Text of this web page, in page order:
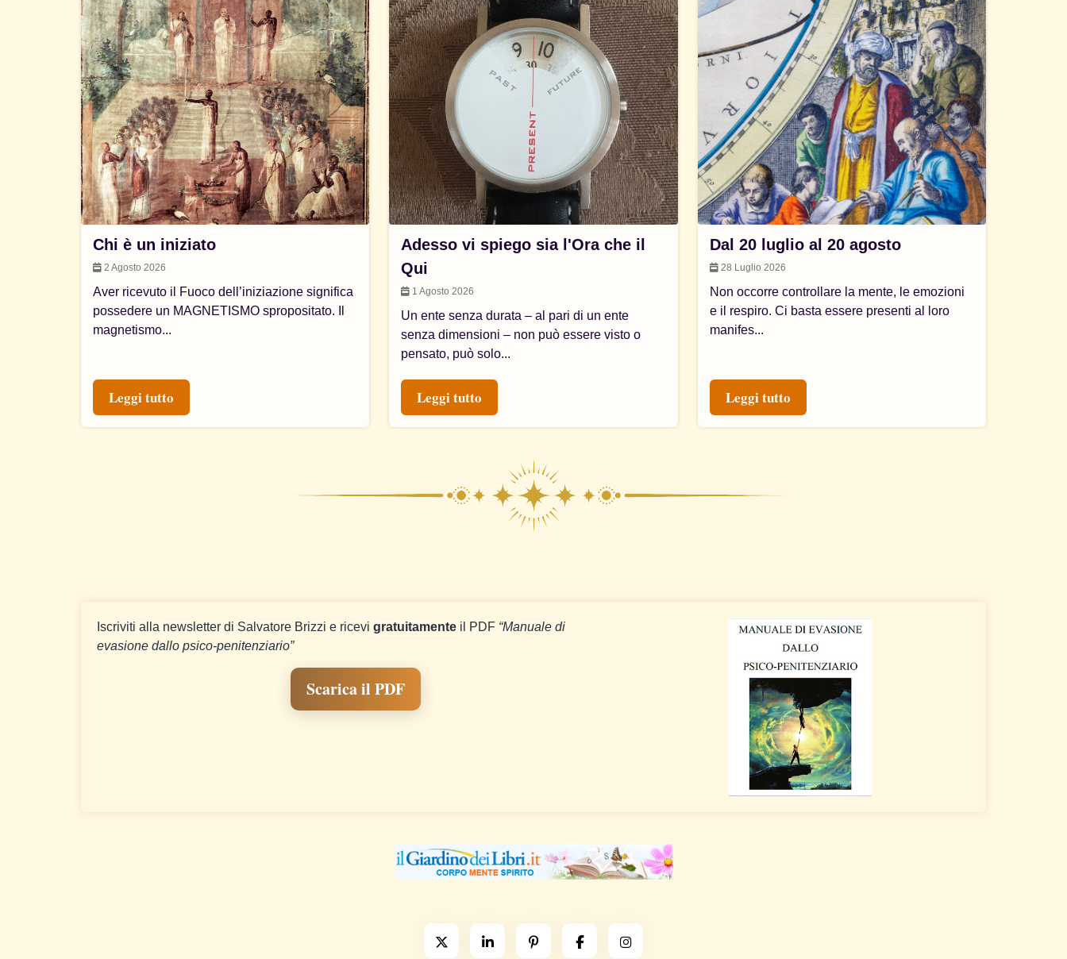
Chi è un iniziato
2 Agosto 2026
Aver ricevuto il Fuoco dell’iniziazione significa
possedere un MAGNETISMO spropositato. Il
magnetismo...
Leggi tutto
Adesso vi spiego sia l'Ora che il
Qui
1 Agosto 2026
Un ente senza durata – al pari di un ente
senza dimensioni – non può essere visto o
pensato, può solo...
Leggi tutto
Dal 20 luglio al 20 agosto
28 Luglio 2026
Non occorre controllare la mente, le emozioni
e il respiro. Ci basta essere presenti al loro
manifes...
Leggi tutto
Iscriviti alla newsletter di Salvatore Brizzi e ricevi gratuitamente il PDF “Manuale di
evasione dallo psico-penitenziario”
Scarica il PDF